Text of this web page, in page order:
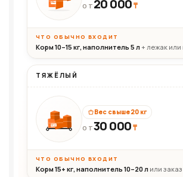
20кг ОТ 20 000₸
ЧТО ОБЫЧНО ВХОДИТ
Корм 10–15 кг, наполнитель 5 л+ лежак или
ТЯЖЁЛЫЙ
30+кг
Вес свыше 20 кг
ОТ30 000₸
ЧТО ОБЫЧНО ВХОДИТ
Корм 15+ кг, наполнитель 10–20 л или